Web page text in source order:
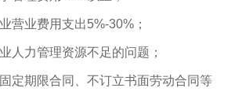
营业费用支出5%-30%；
人力管理资源不足的问题；
定期限合同、不订立书面劳动合同等